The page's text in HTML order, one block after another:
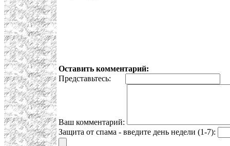
Оставить комментарий:
Представьтесь:
Ваш комментарий:
Защита от спама - введите день недели (1-7):